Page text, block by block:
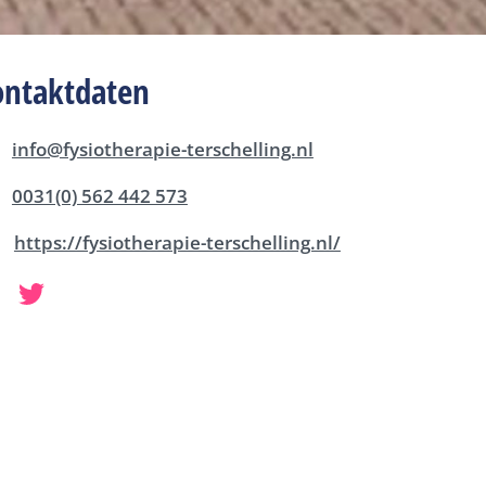
info@fysiotherapie-terschelling.nl
0031(0) 562 442 573
https://fysiotherapie-terschelling.nl/